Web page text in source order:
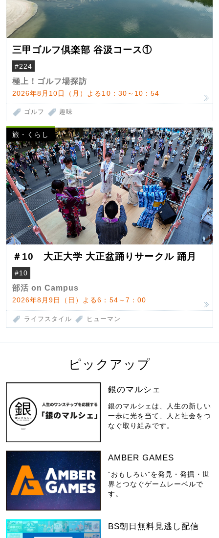
三甲ゴルフ倶楽部 谷汲コース①
#224
極上！ゴルフ場探訪
2026年8月10日（月）よる10：30～10：54
ゴルフ 趣味
旅・くらし
＃10 大正大学 大正盆踊りサークル 踊月
#10
部活 on Campus
2026年8月9日（日）よる6：54～7：00
ライフスタイル ヒューマン
ピックアップ
銀のマルシェ
銀のマルシェは、人生の新しい
一歩に光を当て、人と社会をつ
なぐ取り組みです。
AMBER GAMES
“おもしろい”を発見・発掘・世
界とつなぐゲームレーベルで
す。
BS朝日無料見逃し配信